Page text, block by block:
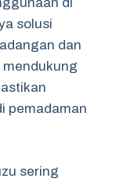
solusi
dan
pemadaman
sering